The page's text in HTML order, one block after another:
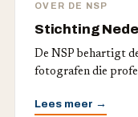
OVER DE NSP
Stichting
De NSP behartigt
fotografen die
Lees meer →